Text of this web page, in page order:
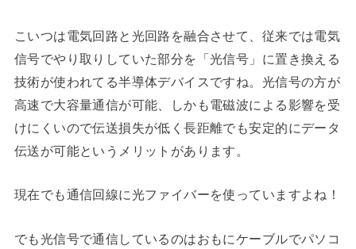
こいつは電気回路と光回路を融合させて、従来では電気
信号でやり取りしていた部分を「光信号」に置き換える
技術が使われてる半導体デバイスですね。光信号の方が
高速で大容量通信が可能、しかも電磁波による影響を受
けにくいので伝送損失が低く長距離でも安定的にデータ
伝送が可能というメリットがあります。
現在でも通信回線に光ファイバーを使っていますよね！
でも光信号で通信しているのはおもにケーブルでパソコ